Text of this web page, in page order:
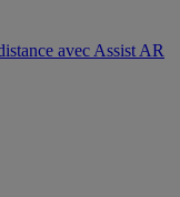
avec Assist AR